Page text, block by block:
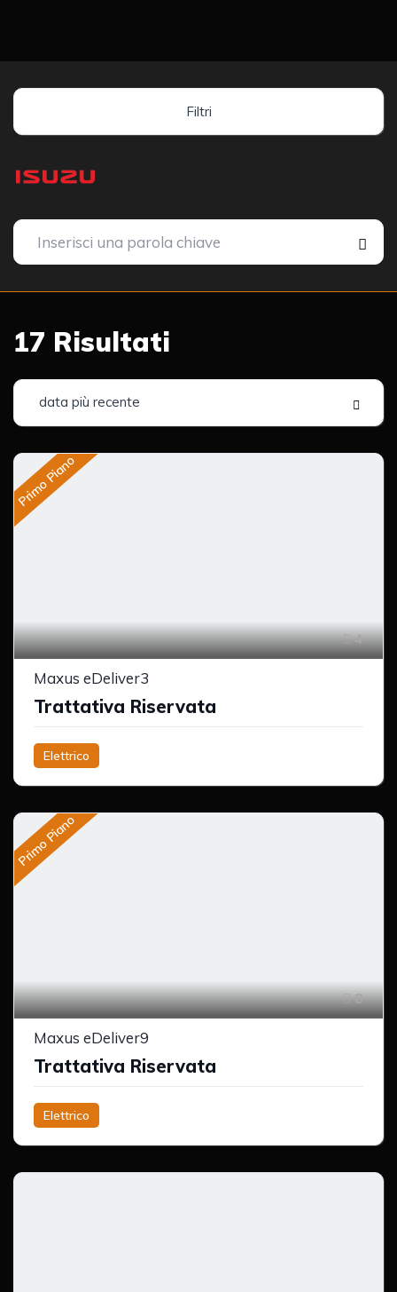
Filtri
17 Risultati
data più recente
Primo Piano
4
Maxus eDeliver3
Trattativa Riservata
Elettrico
Primo Piano
8
Maxus eDeliver9
Trattativa Riservata
Elettrico